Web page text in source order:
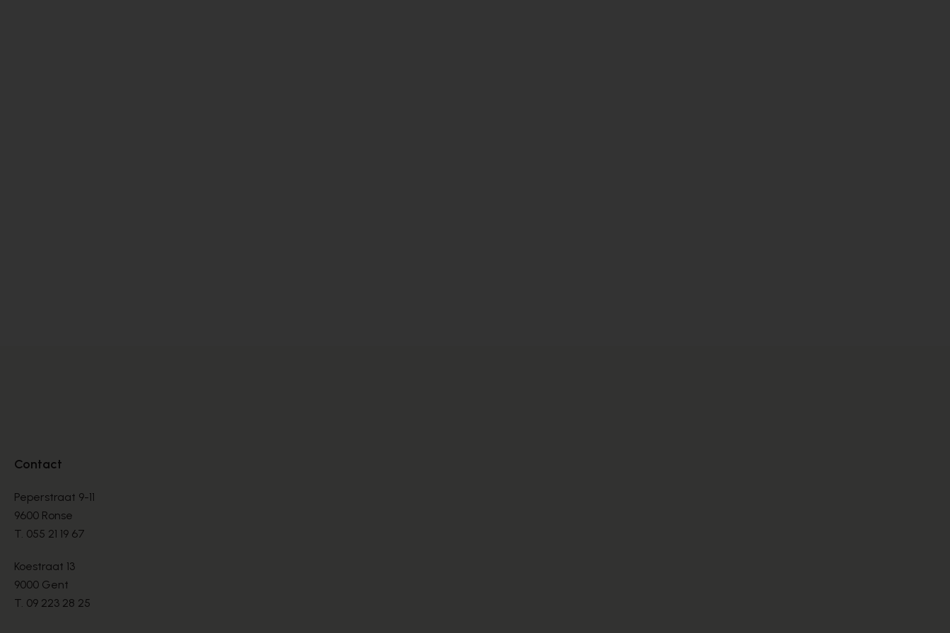
Contact
Peperstraat 9-11
9600 Ronse
T. 055 21 19 67
Koestraat 13
9000 Gent
T. 09 223 28 25